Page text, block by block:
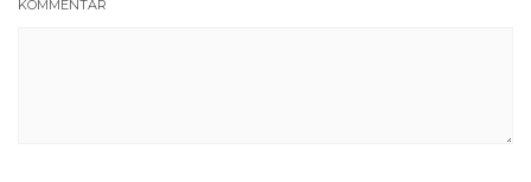
KOMMENTAR